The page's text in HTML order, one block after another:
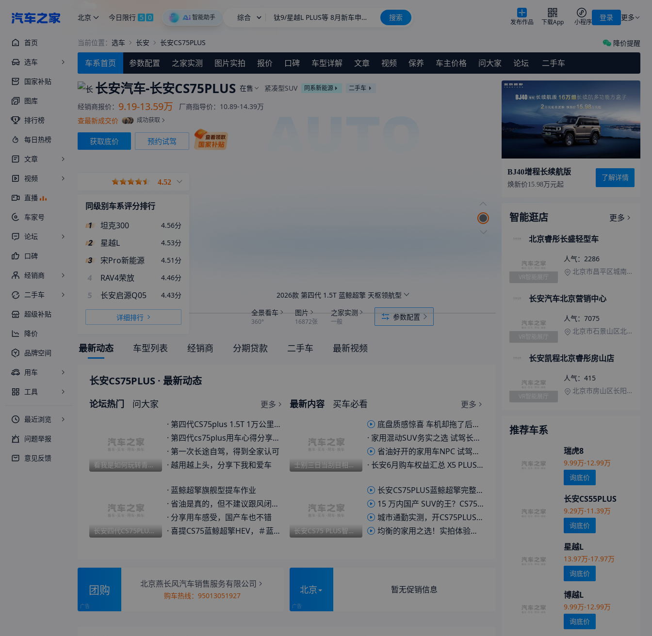
北京 今日限行 5 0 智能助手 综合 钛9/星越L PLUS等 8月新车申报汇总
长城H10 新车上市
搜索 更多
登录
发布作品 下载App 小程序
首页
选车
国家补贴
图库
排行榜
每日热榜
文章
视频
直播
车家号
论坛
口碑
经销商
二手车
超级补贴
降价
品牌空间
用车
工具
最近浏览
问题举报
意见反馈
当前位置： 选车 长安 长安CS75PLUS 降价提醒
车系首页 参数配置 之家实测 图片实拍 报价 口碑 车型详解 文章 视频 保养 车主价格 问大家 论坛 二手车
长安汽车-长安CS75PLUS 在售 紧凑型SUV 同系新能源 二手车
经销商报价： 9.19-13.59万 厂商指导价： 10.89-14.39万
查最新成交价
成功获取
获取底价 预约试驾
4.52
同级别车系评分排行
坦克300
4.56分
星越L 4.53分
宋Pro新能源 4.51 分
4 RAV4荣放 4.46分
5 长安启源Q05 4.43分
详细排行
2026款 第四代 1.5T 蓝鲸超擎 天枢领航型
全景看车
360°
图片
16872张
之家实测
一般
参数配置
最新动态 车型列表 经销商 分期贷款 二手车 最新视频
长安CS75PLUS · 最新动态
论坛热门 问大家 更多
看我是如何玩转青甘大环线的
· 第四代CS75plus 1.5T 1万公里体验总结
· 第四代cs75plus用车心得分享之洗车模式
· 第一次长途自驾，得到全家认可
· 越用越上头，分享下我和爱车
长安四代CS75PLUS 变速箱
· 蓝鲸超擎旗舰型提车作业
· 省油是真的，但不建议跟风闭眼入
· 分享用车感受，国产车也不错
· 喜提CS75蓝鲸超擎HEV，＃蓝鲸超擎油耗降一半
最新内容 买车必看 更多
士别三日当刮目相看 深度体验长安CS75PLUS蓝鲸超擎
底盘质感惊喜 车机却拖了后腿？ 长安CS75PLUS蓝鲸超擎深度体验
· 家用混动SUV务实之选 试驾长安CS75 PLUS HEV
省油好开的家用车NPC 试驾长安CS75PLUS HEV
· 长安6月购车权益汇总 X5 PLUS先锋PRO售6.89万 逸动劲享售6.29万
长安CS75 PLUS智慧冠军版:标配L2智驾+多连杆后悬，10万级家用SUV
长安CS75PLUS蓝鲸超擎完整用车报告
15 万内国产 SUV的王？CS75 PLUS 全面焕新
城市通勤实测，开CS75PLUS蓝鲸超擎，每天省下1杯咖啡钱！
均衡的家用之选！实拍体验长安CS75 PLUS蓝鲸超擎
团购 北京燕长风汽车销售服务有限公司
购车热线：95013051927
北京 暂无促销信息
BJ40增程长续航版
焕新价15.98万元起
了解详情
智能逛店
更多
北京睿彤长盛轻型车
VR智能展厅
人气： 2286
北京市昌平区城南街道邓庄村口
长安汽车北京营销中心
VR智能展厅
人气： 7075
北京市石景山区北京国际汽车贸易服务园区一期13号
长安凯程北京睿彤房山店
VR智能展厅
人气： 415
北京市房山区长阳镇葫芦垡4区7号
推荐车系
瑞虎8
9.99万-12.99万
询底价
长安CS55PLUS
9.29万-11.39万
询底价
星越L
13.97万-17.97万
询底价
博越L
9.99万-12.99万
询底价